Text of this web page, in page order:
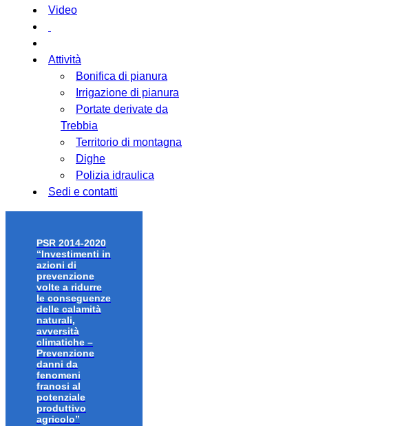
Video
Attività
Bonifica di pianura
Irrigazione di pianura
Portate derivate da
Trebbia
Territorio di montagna
Dighe
Polizia idraulica
Sedi e contatti
PSR 2014-2020
“Investimenti in
azioni di
prevenzione
volte a ridurre
le conseguenze
delle calamità
naturali,
avversità
climatiche –
Prevenzione
danni da
fenomeni
franosi al
potenziale
produttivo
agricolo”